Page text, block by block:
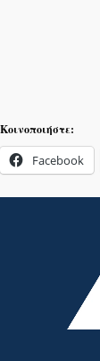
Κοινοποιήστε:
Facebook